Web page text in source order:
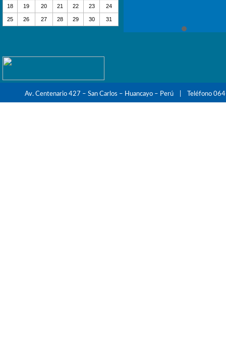
18 19 20 21 22 23 24
25 26 27 28 29 30 31
Av. Centenario 427 – San Carlos – Huancayo – Perú | Teléfono